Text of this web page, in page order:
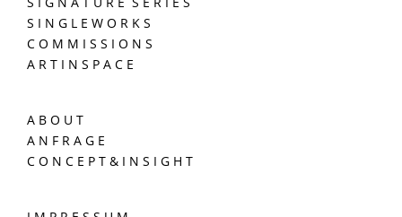
S I N G L E W O R K S
C O M M I S S I O N S
A R T I N S P A C E
A B O U T
A N F R A G E
C O N C E P T & I N S I G H T